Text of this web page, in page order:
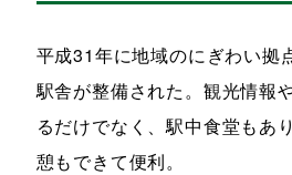
平成31年に地域のにぎわい拠
駅舎が整備された。観光情報
るだけでなく、駅中食堂もあ
憩もできて便利。